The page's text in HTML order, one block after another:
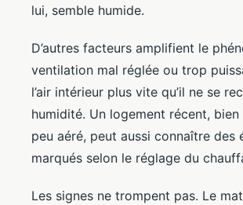
lui, semble humide.
D’autres facteurs amplifient le
ventilation mal réglée ou trop
l’air intérieur plus vite qu’il ne se
humidité. Un logement récent, bien
peu aéré, peut aussi connaître des
marqués selon le réglage du
Les signes ne trompent pas. Le